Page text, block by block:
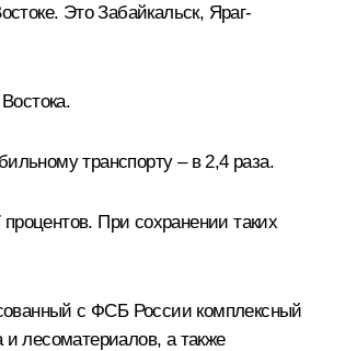
Это Забайкальск, Яраг-
транспорту – в 2,4 раза.
При сохранении таких
с ФСБ России комплексный
и лесоматериалов, а также